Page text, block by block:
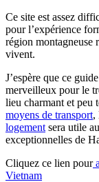
Ce site est assez
pour l’expérience
région montagneuse
vivent.
J’espère que ce
merveilleux pour le
lieu charmant et peu
moyens de transport,
logement sera utile
exceptionnelles de
Cliquez ce lien pour
Vietnam